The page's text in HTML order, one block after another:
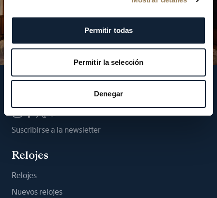
Permitir todas
Permitir la selección
Denegar
Suscribirse a la newsletter
Relojes
Relojes
Nuevos relojes